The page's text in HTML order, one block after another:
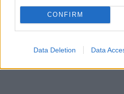
CONFIRM
Data Deletion Data